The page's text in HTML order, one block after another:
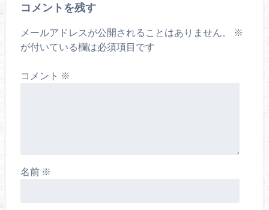
コメントを残す
メールアドレスが公開されることはありません。
※
が付いている欄は必須項目です
コメント ※
名前 ※